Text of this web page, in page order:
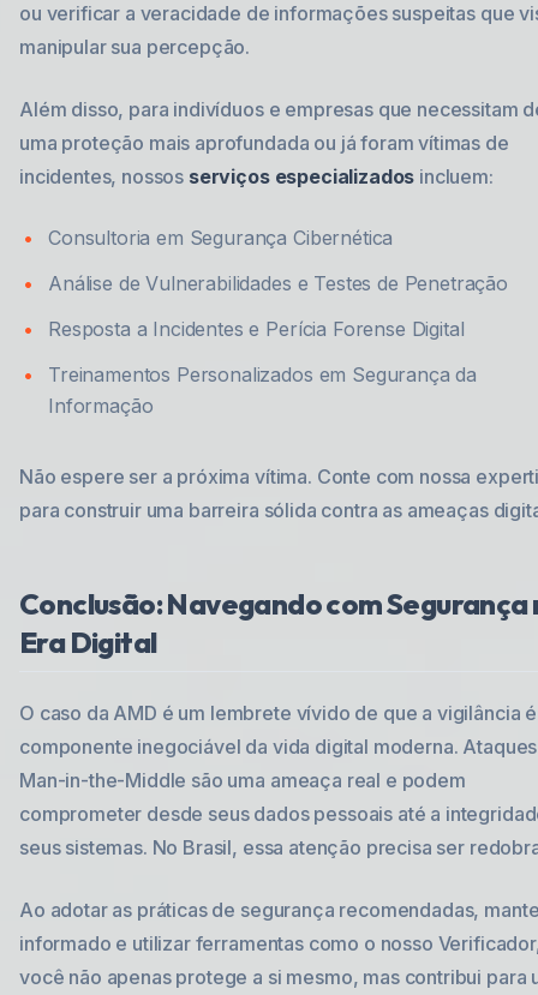
ou verificar a veracidade de informações suspeitas que
manipular sua percepção.
Além disso, para indivíduos e empresas que necessitam
uma proteção mais aprofundada ou já foram vítimas de
incidentes, nossos serviços especializados incluem:
Consultoria em Segurança Cibernética
Análise de Vulnerabilidades e Testes de Penetração
Resposta a Incidentes e Perícia Forense Digital
Treinamentos Personalizados em Segurança da
Informação
Não espere ser a próxima vítima. Conte com nossa
para construir uma barreira sólida contra as ameaças
Conclusão: Navegando com Segurança
Era Digital
O caso da AMD é um lembrete vívido de que a vigilância
componente inegociável da vida digital moderna. Ataques
Man-in-the-Middle são uma ameaça real e podem
comprometer desde seus dados pessoais até a
seus sistemas. No Brasil, essa atenção precisa ser
Ao adotar as práticas de segurança recomendadas,
informado e utilizar ferramentas como o nosso
você não apenas protege a si mesmo, mas contribui para